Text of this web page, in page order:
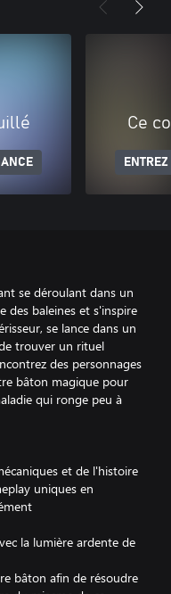
Ce
se déroulant dans un
des baleines et s'inspire
se lance dans un
trouver un rituel
des personnages
bâton magique pour
qui ronge peu à
et de l'histoire
uniques en
la lumière ardente de
bâton afin de résoudre